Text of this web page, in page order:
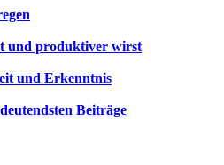
und produktiver wirst
und Erkenntnis
Beiträge